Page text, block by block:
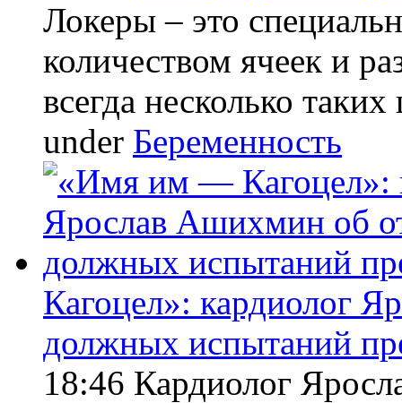
Локеры – это
количеством ячеек и
всегда несколько
under Беременность
Кагоцел»: кардиолог
должных испытаний
18:46 Кардиолог